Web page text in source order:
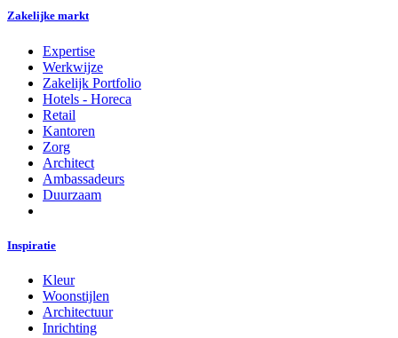
Zakelijke markt
Expertise
Werkwijze
Zakelijk Portfolio
Hotels - Horeca
Retail
Kantoren
Zorg
Architect
Ambassadeurs
Duurzaam
Inspiratie
Kleur
Woonstijlen
Architectuur
Inrichting